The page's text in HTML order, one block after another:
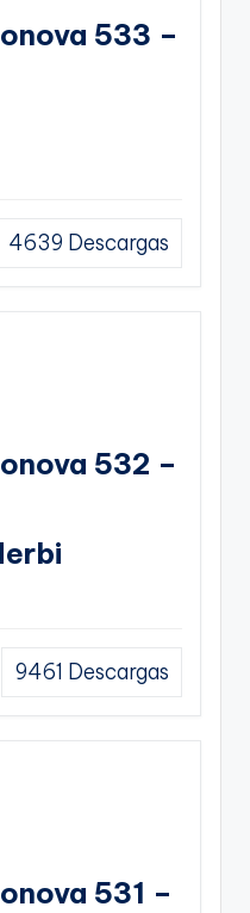
533 –
4639 Descargas
532 –
9461 Descargas
531 –